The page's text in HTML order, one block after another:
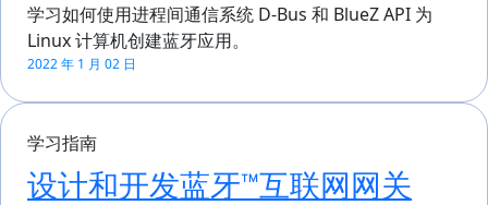
学习如何使用进程间通信系统 D-Bus 和 BlueZ API 为
Linux 计算机创建蓝牙应用。
2022 年 1 月 02 日
学习指南
设计和开发蓝牙™互联网网关